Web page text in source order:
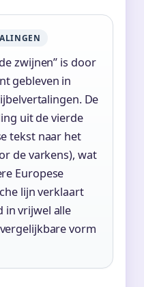
zwijnen” is door
gebleven in
De
uit de vierde
tekst naar het
de varkens), wat
Europese
lijn verklaart
in vrijwel alle
vorm